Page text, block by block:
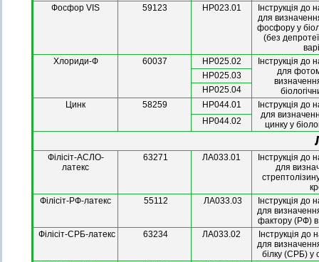
Фосфор VIS
59123 HP023.01
Інструкція до
для
фосфору у
(без
Хлориди-Ф
60037 HP025.02
Інструкція до
для
HP025.03
HP025.04
Цинк
58259 НР044.01
Інструкція до
для
цинку у
НР044.02
Філісіт-АСЛО-
латекс
63271 ЛА033.01
Інструкція до
для
Філісіт-РФ-латекс
55112 ЛА033.03
Інструкція до
для
фактору (РФ) в
Філісіт-СРБ-латекс
63234 ЛА033.02
Інструкція до
для
білку (СРБ) у